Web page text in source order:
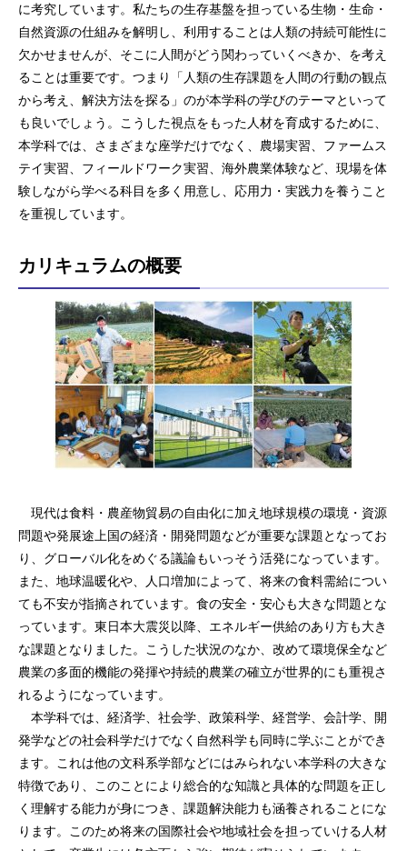
に考究しています。私たちの生存基盤を担っている生物・生命・
自然資源の仕組みを解明し、利用することは人類の持続可能性に
欠かせませんが、そこに人間がどう関わっていくべきか、を考え
ることは重要です。つまり「人類の生存課題を人間の行動の観点
から考え、解決方法を探る」のが本学科の学びのテーマといって
も良いでしょう。こうした視点をもった人材を育成するために、
本学科では、さまざまな座学だけでなく、農場実習、ファームス
テイ実習、フィールドワーク実習、海外農業体験など、現場を体
験しながら学べる科目を多く用意し、応用力・実践力を養うこと
を重視しています。
カリキュラムの概要
現代は食料・農産物貿易の自由化に加え地球規模の環境・資源
問題や発展途上国の経済・開発問題などが重要な課題となってお
り、グローバル化をめぐる議論もいっそう活発になっています。
また、地球温暖化や、人口増加によって、将来の食料需給につい
ても不安が指摘されています。食の安全・安心も大きな問題とな
っています。東日本大震災以降、エネルギー供給のあり方も大き
な課題となりました。こうした状況のなか、改めて環境保全など
農業の多面的機能の発揮や持続的農業の確立が世界的にも重視さ
れるようになっています。
本学科では、経済学、社会学、政策科学、経営学、会計学、開
発学などの社会科学だけでなく自然科学も同時に学ぶことができ
ます。これは他の文科系学部などにはみられない本学科の大きな
特徴であり、このことにより総合的な知識と具体的な問題を正し
く理解する能力が身につき、課題解決能力も涵養されることにな
ります。このため将来の国際社会や地域社会を担っていける人材